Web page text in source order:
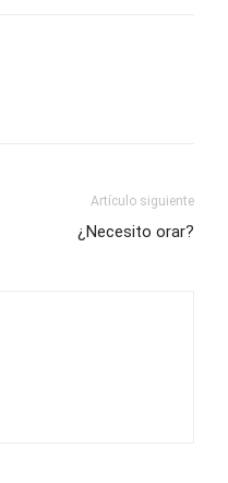
Artículo siguiente
¿Necesito orar?